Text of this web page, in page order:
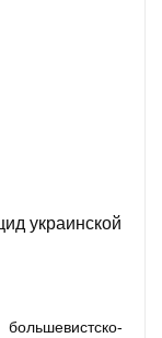
украинской